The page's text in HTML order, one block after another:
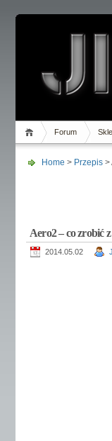
Forum
Home > Przepis >
Aero2 – co zrobić
2014.05.02